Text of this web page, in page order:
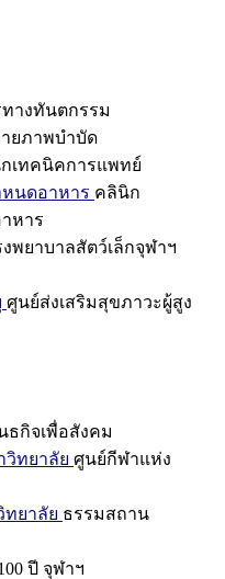
างทันตกรรม
ยภาพบำบัด
เทคนิคการแพทย์
นดอาหาร คลินิก
หาร
งพยาบาลสัตว์เล็กจุฬาฯ
ศูนย์ส่งเสริมสุขภาวะผู้สูง
ธกิจเพื่อสังคม
ทยาลัย ศูนย์กีฬาแห่ง
ยาลัย ธรรมสถาน
ปี จุฬาฯ